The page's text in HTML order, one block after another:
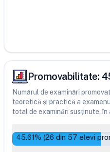
Promovabilitate:
Numărul de examinări
teoretică și practică a
total de examinări susținute, în
45.61% (26 din 57 elevi